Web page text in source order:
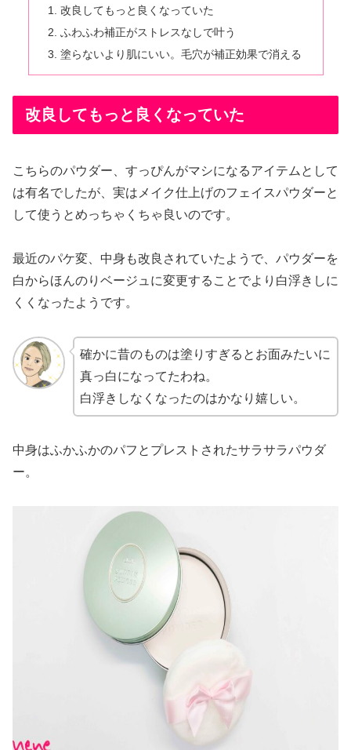
改良してもっと良くなっていた
ふわふわ補正がストレスなしで叶う
塗らないより肌にいい。毛穴が補正効果で消える
改良してもっと良くなっていた
こちらのパウダー、すっぴんがマシになるアイテムとして
は有名でしたが、実はメイク仕上げのフェイスパウダーと
して使うとめっちゃくちゃ良いのです。
最近のパケ変、中身も改良されていたようで、パウダーを
白からほんのりベージュに変更することでより白浮きしに
くくなったようです。
確かに昔のものは塗りすぎるとお面みたいに
真っ白になってたわね。
白浮きしなくなったのはかなり嬉しい。
中身はふかふかのパフとプレストされたサラサラパウダ
ー。